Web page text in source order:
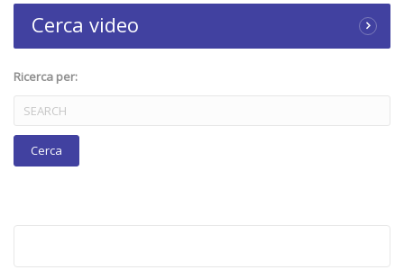
Category:CIO
Cerca video
Ricerca per: